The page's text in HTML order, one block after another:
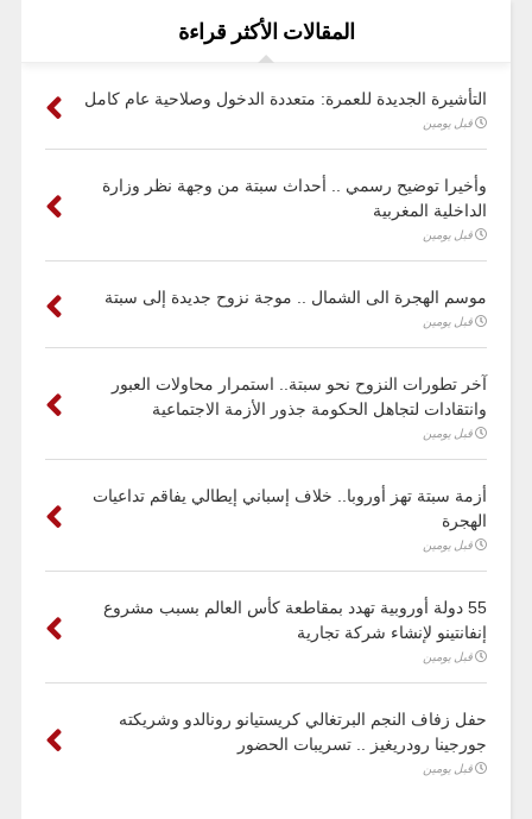
المقالات الأكثر قراءة
التأشيرة الجديدة للعمرة: متعددة الدخول وصلاحية عام كامل
قبل يومين
وأخيرا توضيح رسمي .. أحداث سبتة من وجهة نظر وزارة
الداخلية المغربية
قبل يومين
موسم الهجرة الى الشمال .. موجة نزوح جديدة إلى سبتة
قبل يومين
آخر تطورات النزوح نحو سبتة.. استمرار محاولات العبور
وانتقادات لتجاهل الحكومة جذور الأزمة الاجتماعية
قبل يومين
أزمة سبتة تهز أوروبا.. خلاف إسباني إيطالي يفاقم تداعيات
الهجرة
قبل يومين
55 دولة أوروبية تهدد بمقاطعة كأس العالم بسبب مشروع
إنفانتينو لإنشاء شركة تجارية
قبل يومين
حفل زفاف النجم البرتغالي كريستيانو رونالدو وشريكته
جورجينا رودريغيز .. تسريبات الحضور
قبل يومين